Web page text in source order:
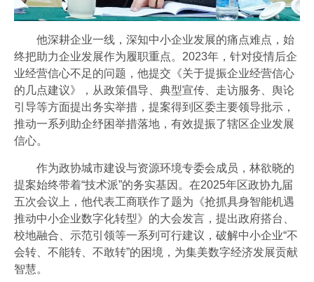
他深耕企业一线，深知中小企业发展的痛点难点，始
终把助力企业发展作为履职重点。2023年，针对疫情后企
业经营信心不足的问题，他提交《关于提振企业经营信心
的几点建议》，从政策倡导、典型宣传、走访服务、舆论
引导等方面提出务实举措，提案得到区委主要领导批示，
推动一系列助企纾困举措落地，有效提振了辖区企业发展
信心。
作为政协城市建设与资源环境专委会成员，林欲晓的
提案始终带着“技术派”的务实基因。在2025年区政协九届
五次会议上，他代表工商联作了题为《抢抓具身智能机遇
推动中小企业数字化转型》的大会发言，提出政府搭台、
校地融合、示范引领等一系列可行建议，破解中小企业“不
会转、不能转、不敢转”的困境，为集美数字经济发展贡献
智慧。